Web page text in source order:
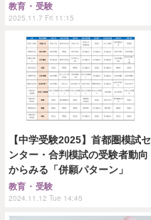
教育・受験
2025.11.7 Fri 11:15
【中学受験2025】首都圏模試セ
ンター・合判模試の受験者動向
からみる「併願パターン」
教育・受験
2024.11.12 Tue 14:45